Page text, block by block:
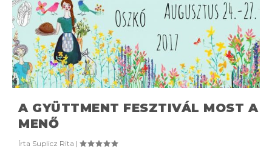
A GYÜTTMENT FESZTIVÁL MOST A
MENŐ
Írta Suplicz Rita |